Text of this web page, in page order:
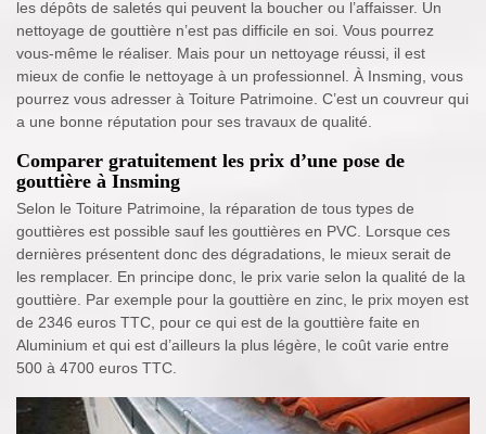
les dépôts de saletés qui peuvent la boucher ou l’affaisser. Un
nettoyage de gouttière n’est pas difficile en soi. Vous pourrez
vous-même le réaliser. Mais pour un nettoyage réussi, il est
mieux de confie le nettoyage à un professionnel. À Insming, vous
pourrez vous adresser à Toiture Patrimoine. C’est un couvreur qui
a une bonne réputation pour ses travaux de qualité.
Comparer gratuitement les prix d’une pose de
gouttière à Insming
Selon le Toiture Patrimoine, la réparation de tous types de
gouttières est possible sauf les gouttières en PVC. Lorsque ces
dernières présentent donc des dégradations, le mieux serait de
les remplacer. En principe donc, le prix varie selon la qualité de la
gouttière. Par exemple pour la gouttière en zinc, le prix moyen est
de 2346 euros TTC, pour ce qui est de la gouttière faite en
Aluminium et qui est d’ailleurs la plus légère, le coût varie entre
500 à 4700 euros TTC.